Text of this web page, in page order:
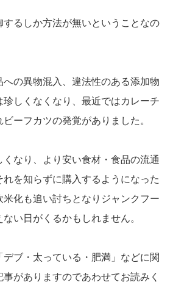
るしか方法が無いということなの
への異物混入、違法性のある添加物
しくなくなり、最近ではカレーチ
ーフカツの発覚がありました。
なり、より安い食材・食品の流通
を知らずに購入するようになった
米化も追い討ちとなりジャンクフー
い日がくるかもしれません。
ブ・太っている・肥満」などに関
がありますのであわせてお読みく